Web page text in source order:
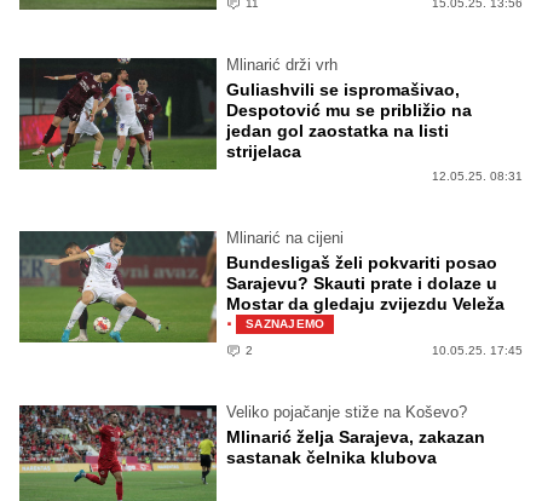
11 15.05.25. 13:56
Mlinarić drži vrh
Guliashvili se ispromašivao,
Despotović mu se približio na
jedan gol zaostatka na listi
strijelaca
12.05.25. 08:31
Mlinarić na cijeni
Bundesligaš želi pokvariti posao
Sarajevu? Skauti prate i dolaze u
Mostar da gledaju zvijezdu Veleža
·
SAZNAJEMO
2
10.05.25. 17:45
Veliko pojačanje stiže na Koševo?
Mlinarić želja Sarajeva, zakazan
sastanak čelnika klubova